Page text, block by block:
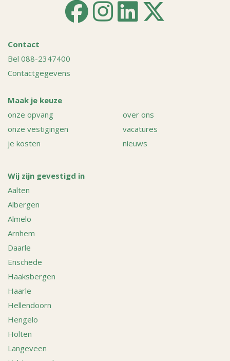
Contact
Bel 088-2347400
Contactgegevens
Maak je keuze
onze opvang
onze vestigingen
je kosten
over ons
vacatures
nieuws
Wij zijn gevestigd in
Aalten
Albergen
Almelo
Arnhem
Daarle
Enschede
Haaksbergen
Haarle
Hellendoorn
Hengelo
Holten
Langeveen